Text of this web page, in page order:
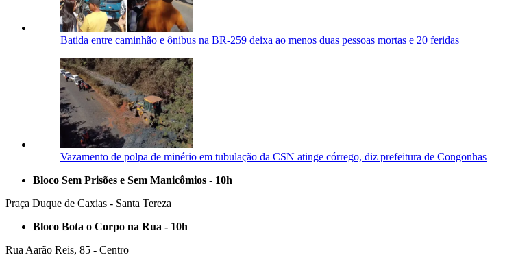
Batida entre caminhão e ônibus na BR-259 deixa ao menos duas pessoas mortas e 20 feridas
Vazamento de polpa de minério em tubulação da CSN atinge córrego, diz prefeitura de Congonhas
Bloco Sem Prisões e Sem Manicômios - 10h
Praça Duque de Caxias - Santa Tereza
Bloco Bota o Corpo na Rua - 10h
Rua Aarão Reis, 85 - Centro